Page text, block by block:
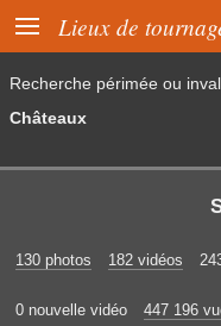
 Lieux de
Recherche périmée ou
Châteaux
130 photos 182 vidéos
0 nouvelle vidéo 447 196